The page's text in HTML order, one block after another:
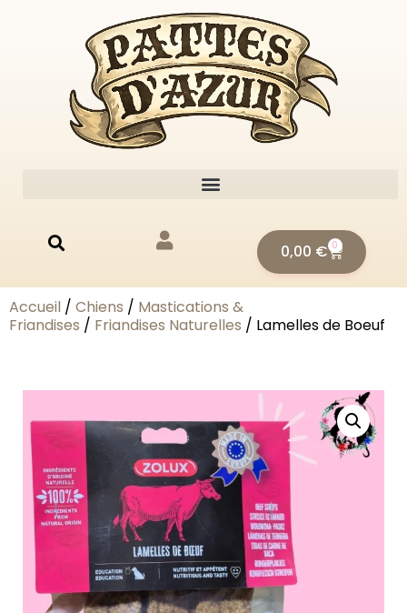
0,00 € 0
Accueil / Chiens / Mastications &
Friandises / Friandises Naturelles / Lamelles de Boeuf